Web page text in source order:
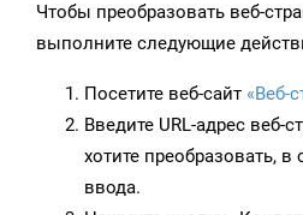
Чтобы преобразовать веб-
выполните следующие
Посетите веб-сайт «Веб-
Введите URL-адрес веб-
хотите преобразовать,
ввода.